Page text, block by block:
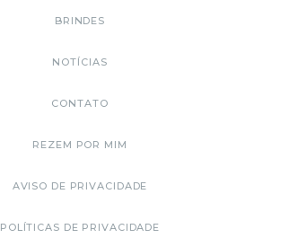
BRINDES
NOTÍCIAS
CONTATO
REZEM POR MIM
AVISO DE PRIVACIDADE
POLÍTICAS DE PRIVACIDADE